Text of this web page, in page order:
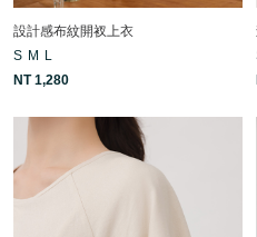
設計感布紋開衩上衣
S M
L
NT 1,280